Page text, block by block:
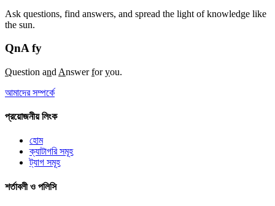
Ask questions, find answers, and spread the light of knowledge like
the sun.
QnAfy
Question and Answerforyou.
আমাদের সম্পর্কে
প্রয়োজনীয় লিংক
হোম
ক্যাটাগরি সমূহ
ট্যাগ সমূহ
শর্তাবলী ও পলিসি